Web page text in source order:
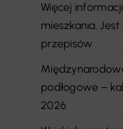
Więcej
mieszkania.
przepisów
podłogowe –
2026